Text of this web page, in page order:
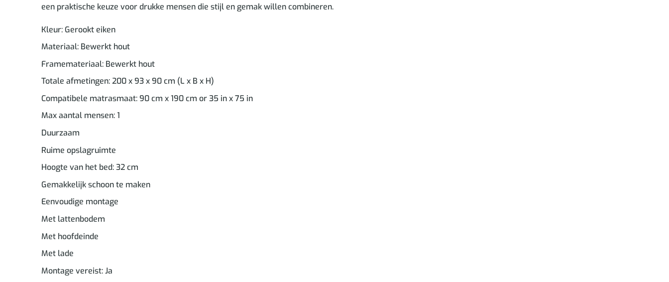
een praktische keuze voor drukke mensen die stijl en gemak willen combineren.
Kleur: Gerookt eiken
Materiaal: Bewerkt hout
Framemateriaal: Bewerkt hout
Totale afmetingen: 200 x 93 x 90 cm (L x B x H)
Compatibele matrasmaat: 90 cm x 190 cm or 35 in x 75 in
Max aantal mensen: 1
Duurzaam
Ruime opslagruimte
Hoogte van het bed: 32 cm
Gemakkelijk schoon te maken
Eenvoudige montage
Met lattenbodem
Met hoofdeinde
Met lade
Montage vereist: Ja